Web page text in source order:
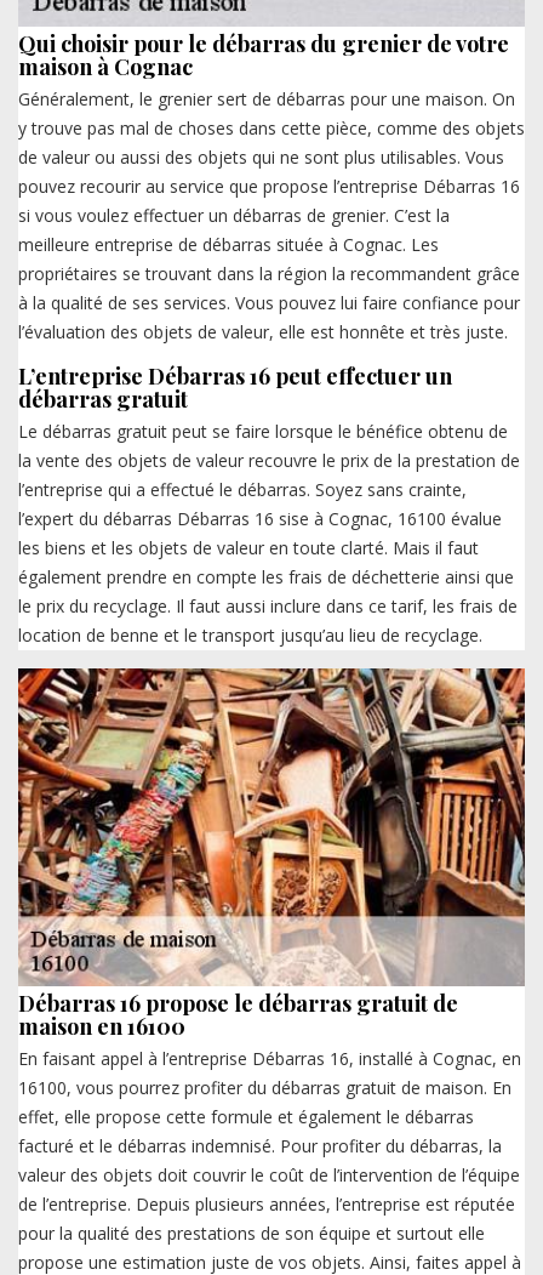
Qui choisir pour le débarras du grenier de votre
maison à Cognac
Généralement, le grenier sert de débarras pour une maison. On
y trouve pas mal de choses dans cette pièce, comme des objets
de valeur ou aussi des objets qui ne sont plus utilisables. Vous
pouvez recourir au service que propose l’entreprise Débarras 16
si vous voulez effectuer un débarras de grenier. C’est la
meilleure entreprise de débarras située à Cognac. Les
propriétaires se trouvant dans la région la recommandent grâce
à la qualité de ses services. Vous pouvez lui faire confiance pour
l’évaluation des objets de valeur, elle est honnête et très juste.
L’entreprise Débarras 16 peut effectuer un
débarras gratuit
Le débarras gratuit peut se faire lorsque le bénéfice obtenu de
la vente des objets de valeur recouvre le prix de la prestation de
l’entreprise qui a effectué le débarras. Soyez sans crainte,
l’expert du débarras Débarras 16 sise à Cognac, 16100 évalue
les biens et les objets de valeur en toute clarté. Mais il faut
également prendre en compte les frais de déchetterie ainsi que
le prix du recyclage. Il faut aussi inclure dans ce tarif, les frais de
location de benne et le transport jusqu’au lieu de recyclage.
Débarras 16 propose le débarras gratuit de
maison en 16100
En faisant appel à l’entreprise Débarras 16, installé à Cognac, en
16100, vous pourrez profiter du débarras gratuit de maison. En
effet, elle propose cette formule et également le débarras
facturé et le débarras indemnisé. Pour profiter du débarras, la
valeur des objets doit couvrir le coût de l’intervention de l’équipe
de l’entreprise. Depuis plusieurs années, l’entreprise est réputée
pour la qualité des prestations de son équipe et surtout elle
propose une estimation juste de vos objets. Ainsi, faites appel à